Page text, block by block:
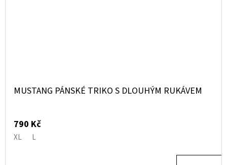
MUSTANG PÁNSKÉ TRIKO S DLOUHÝM RUKÁVEM
790 Kč
XL L